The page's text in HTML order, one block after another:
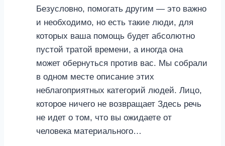
на
заметку!
Безусловно, помогать другим — это важно
и необходимо, но есть такие люди, для
которых ваша помощь будет абсолютно
пустой тратой времени, а иногда она
может обернуться против вас. Мы собрали
в одном месте описание этих
неблагоприятных категорий людей. Лицо,
которое ничего не возвращает Здесь речь
не идет о том, что вы ожидаете от
человека материального…